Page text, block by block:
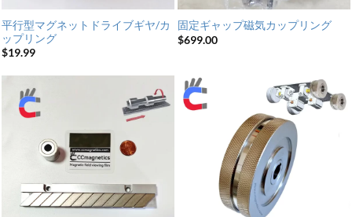
平行型マグネットドライブギヤ/カ
ップリング
$19.99
固定ギャップ磁気カップリング
$699.00